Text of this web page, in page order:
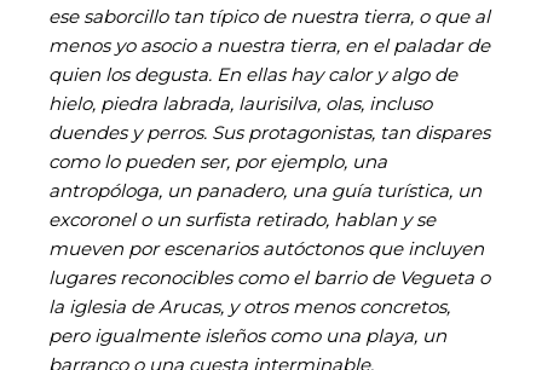
ese saborcillo tan típico de nuestra tierra, o que al
menos yo asocio a nuestra tierra, en el paladar de
quien los degusta. En ellas hay calor y algo de
hielo, piedra labrada, laurisilva, olas, incluso
duendes y perros. Sus protagonistas, tan dispares
como lo pueden ser, por ejemplo, una
antropóloga, un panadero, una guía turística, un
excoronel o un surfista retirado, hablan y se
mueven por escenarios autóctonos que incluyen
lugares reconocibles como el barrio de Vegueta o
la iglesia de Arucas, y otros menos concretos,
pero igualmente isleños como una playa, un
barranco o una cuesta interminable.